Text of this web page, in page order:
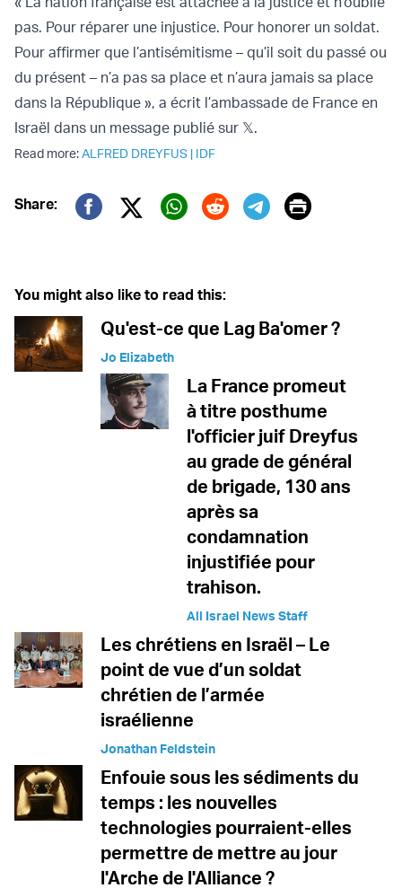
pas. Pour réparer une injustice. Pour honorer un soldat.
Pour affirmer que l’antisémitisme – qu’il soit du passé ou
du présent – n’a pas sa place et n’aura jamais sa place
dans la République », a écrit l’ambassade de France en
Israël dans un message publié sur 𝕏.
Read more:ALFRED DREYFUS | IDF
Share:
Twitter (X)
Print
You might also like to read this:
Qu'est-ce que Lag Ba'omer ?
Jo Elizabeth
La France promeut
à titre posthume
l'officier juif Dreyfus
au grade de général
de brigade, 130 ans
après sa
condamnation
injustifiée pour
trahison.
All Israel News Staff
Les chrétiens en Israël – Le
point de vue d’un soldat
chrétien de l’armée
israélienne
Jonathan Feldstein
Enfouie sous les sédiments du
temps : les nouvelles
technologies pourraient-elles
permettre de mettre au jour
l'Arche de l'Alliance ?